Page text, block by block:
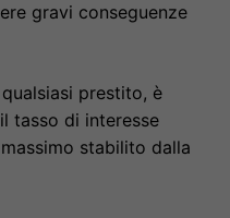
gravi conseguenze
prestito, è
tasso di interesse
stabilito dalla